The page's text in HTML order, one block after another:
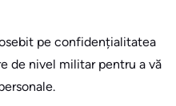
pe confidențialitatea
de nivel militar pentru a vă